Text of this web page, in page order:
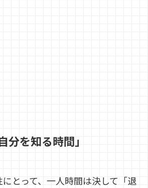
分を知る時間」
とって、一人時間は決して「退